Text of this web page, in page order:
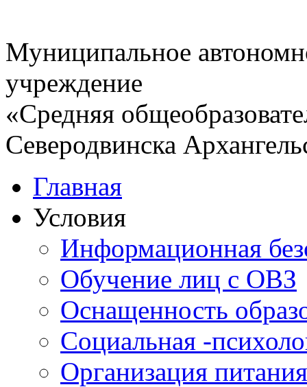
Муниципальное
учреждение
«Средняя
Северодвинска
Главная
Условия
Информационная
Обучение лиц с ОВЗ
Оснащенность
Социальная -
Организация